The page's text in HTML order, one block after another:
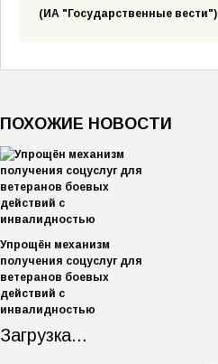
(ИА "Государственные вести")
ПОХОЖИЕ НОВОСТИ
Упрощён механизм
получения соцуслуг для
ветеранов боевых
действий с
инвалидностью
Загрузка...